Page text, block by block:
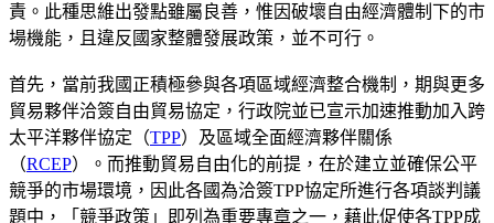
責。此種思維出發點雖屬良善，惟因破壞自由經濟體制下的市
場機能，且違反國家整體發展政策，並不可行。
首先，當前我國正積極參與各項區域經濟整合機制，期與更多
貿易夥伴洽簽自由貿易協定，行政院並已宣示加速推動加入跨
太平洋夥伴協定（TPP）及區域全面經濟夥伴關係
（RCEP）。而推動貿易自由化的前提，在於建立並確保公平
競爭的市場環境，因此各國為洽簽TPP協定所進行各項談判議
題中，「競爭政策」即列為重要專章之一，藉此促使各TPP成